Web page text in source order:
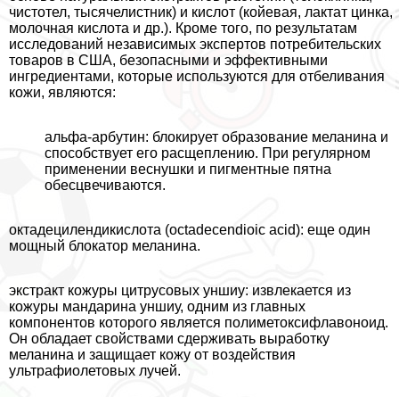
чистотел, тысячелистник) и кислот (койевая, лактат цинка,
молочная кислота и др.). Кроме того, по результатам
исследований независимых экспертов потребительских
товаров в США, безопасными и эффективными
ингредиентами, которые используются для отбеливания
кожи, являются:
альфа-арбутин: блокирует образование меланина и
способствует его расщеплению. При регулярном
применении веснушки и пигментные пятна
обесцвечиваются.
октадецилендикислота (octadecendioic acid): еще один
мощный блокатор меланина.
экстpaкт кожуры цитрусовых уншиу: извлекается из
кожуры мaндарина уншиу, одним из главных
компонентов которого является полиметоксифлавоноид.
Он обладает свойствами сдерживать выработку
меланина и защищает кожу от воздействия
ультрафиолетовых лучей.